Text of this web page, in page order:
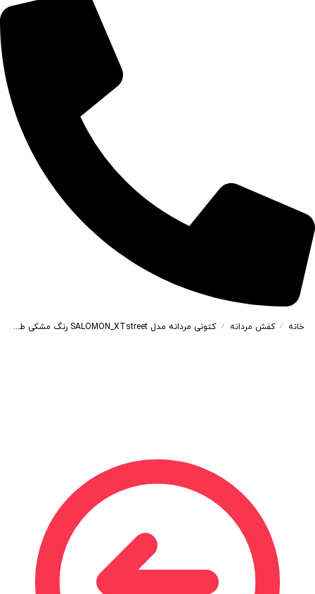
خانه / کفش مردانه / کتونی مردانه مدل SALOMON_XTstreet رنگ مشکی طوسی کد 95323